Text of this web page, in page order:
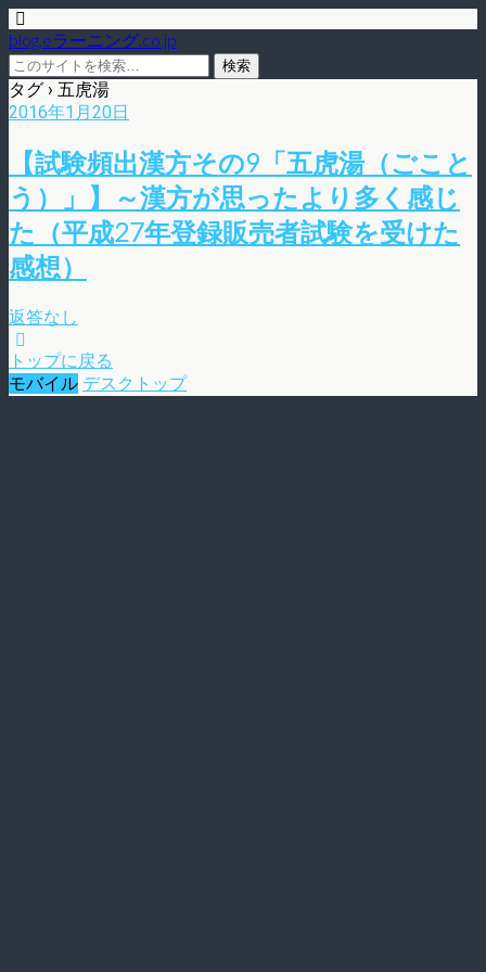
blog.eラーニング.co.jp
タグ › 五虎湯
2016年1月20日
【試験頻出漢方その9「五虎湯（ごこと
う）」】～漢方が思ったより多く感じ
た（平成27年登録販売者試験を受けた
感想）
返答なし
トップに戻る
モバイル デスクトップ